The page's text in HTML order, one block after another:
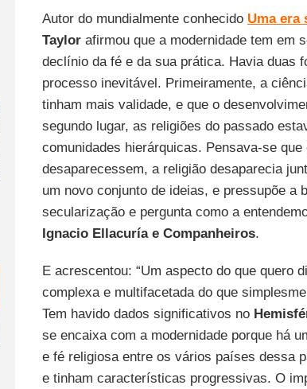
Autor do mundialmente conhecido Uma era
Taylorafirmou que a modernidade tem em
declínio da fé e da sua prática. Havia duas
processo inevitável. Primeiramente, a
tinham mais validade, e que o
segundo lugar, as religiões do passado
comunidades hierárquicas. Pensava-se
desaparecessem, a religião desaparecia
um novo conjunto de ideias, e pressupõe a
secularização e pergunta como a
Ignacio Ellacuría e Companheiros.
E acrescentou: “Um aspecto do que quero
complexa e multifacetada do que
Tem havido dados significativos no
se encaixa com a modernidade porque há
e fé religiosa entre os vários países dessa
e tinham características progressivas. O